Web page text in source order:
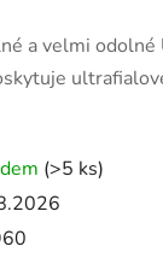
a velmi
(>5 ks)